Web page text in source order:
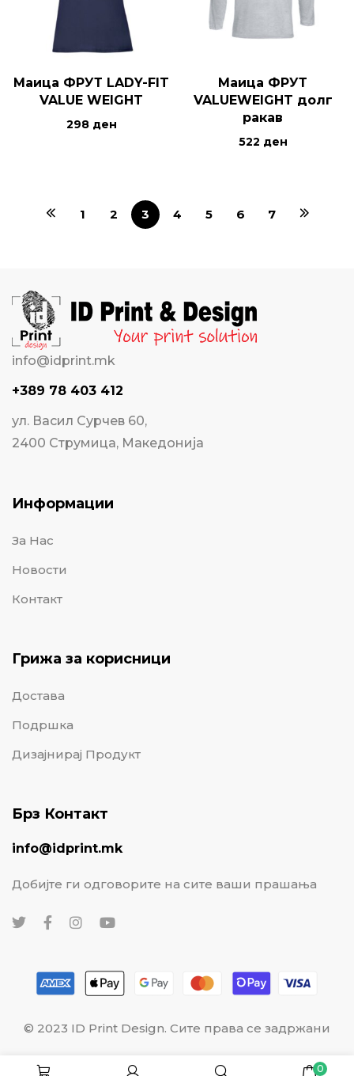
Маица ФРУТ LADY-FIT
VALUE WEIGHT
298 ден
Маица ФРУТ
VALUEWEIGHT долг
ракав
522 ден
1 2 3 4 5 6 7
info@idprint.mk
+389 78 403 412
ул. Васил Сурчев 60,
2400 Струмица, Македонија
Информации
За Нас
Новости
Контакт
Грижа за корисници
Достава
Подршка
Дизајнирај Продукт
Брз Контакт
info@idprint.mk
Добијте ги одговорите на сите ваши прашања
© 2023 ID Print Design. Сите права се задржани
0